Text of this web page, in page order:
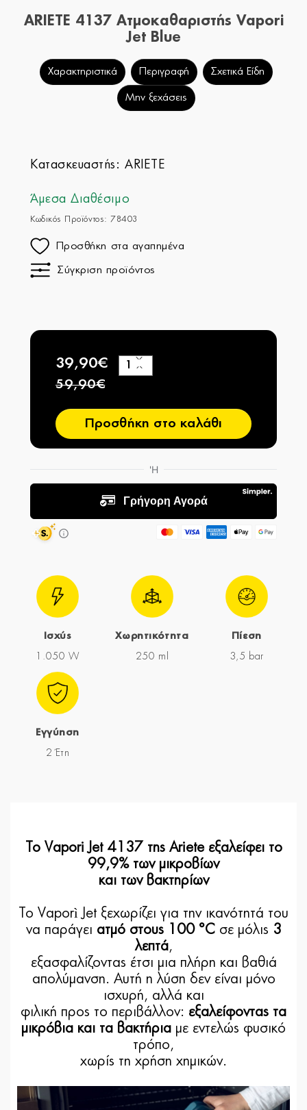
ARIETE 4137 Ατμοκαθαριστής Vapori
Jet Blue
Χαρακτηριστικά Περιγραφή Σχετικά Είδη
Μην ξεχάσεις
Κατασκευαστής:ARIETE
Άμεσα Διαθέσιμο
Κωδικός Προϊόντος: 78403
Προσθήκη στα αγαπημένα
Σύγκριση προϊόντος
39,90€
59,90€
−
+
Προσθήκη στο καλάθι
Ισχύς
1.050 W
Χωρητικότητα
250 ml
Πίεση
3,5 bar
Εγγύηση
2 Έτη
Το Vapori Jet 4137 της Ariete εξαλείφει το
99,9% των μικροβίων
και των βακτηρίων
Το Vaporì Jet ξεχωρίζει για την ικανότητά του
να παράγει ατμό στους 100 °Cσε μόλις 3
λεπτά,
εξασφαλίζοντας έτσι μια πλήρη και βαθιά
απολύμανση. Αυτή η λύση δεν είναι μόνο
ισχυρή, αλλά και
φιλική προς το περιβάλλον: εξαλείφοντας τα
μικρόβια και τα βακτήρια με εντελώς φυσικό
τρόπο,
χωρίς τη χρήση χημικών.